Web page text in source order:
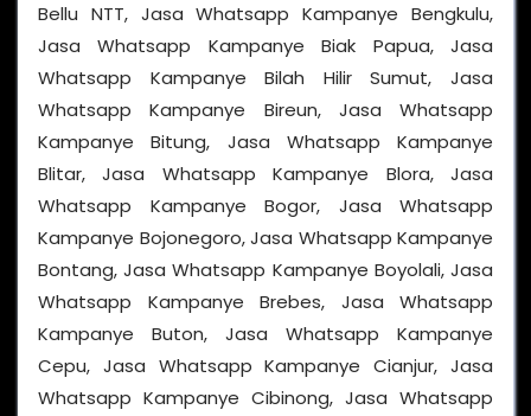
Bellu NTT, Jasa Whatsapp Kampanye Bengkulu,
Jasa Whatsapp Kampanye Biak Papua, Jasa
Whatsapp Kampanye Bilah Hilir Sumut, Jasa
Whatsapp Kampanye Bireun, Jasa Whatsapp
Kampanye Bitung, Jasa Whatsapp Kampanye
Blitar, Jasa Whatsapp Kampanye Blora, Jasa
Whatsapp Kampanye Bogor, Jasa Whatsapp
Kampanye Bojonegoro, Jasa Whatsapp Kampanye
Bontang, Jasa Whatsapp Kampanye Boyolali, Jasa
Whatsapp Kampanye Brebes, Jasa Whatsapp
Kampanye Buton, Jasa Whatsapp Kampanye
Cepu, Jasa Whatsapp Kampanye Cianjur, Jasa
Whatsapp Kampanye Cibinong, Jasa Whatsapp